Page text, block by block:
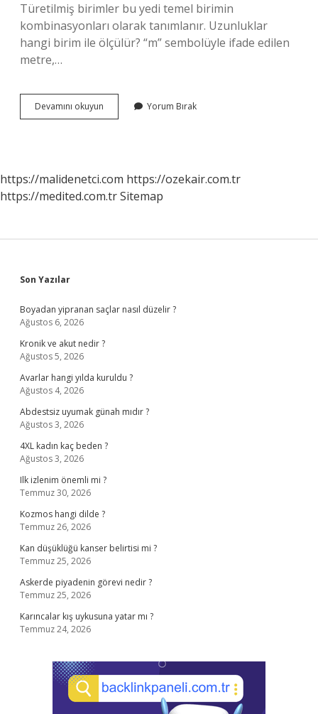
Türetilmiş birimler bu yedi temel birimin
kombinasyonları olarak tanımlanır. Uzunluklar
hangi birim ile ölçülür? “m” sembolüyle ifade edilen
metre,…
Devamını okuyun Uzunluk
Ölçü
Yorum Bırak
https://malidenetci.com https://ozekair.com.tr
https://medited.com.trSitemap
Sidebar
Son Yazılar
Boyadan yipranan saçlar nasıl düzelir ?
Ağustos 6, 2026
Kronik ve akut nedir ?
Ağustos 5, 2026
Avarlar hangi yılda kuruldu ?
Ağustos 4, 2026
Abdestsiz uyumak günah mıdır ?
Ağustos 3, 2026
4XL kadın kaç beden ?
Ağustos 3, 2026
Ilk izlenim önemli mi ?
Temmuz 30, 2026
Kozmos hangi dilde ?
Temmuz 26, 2026
Kan düşüklüğü kanser belirtisi mi ?
Temmuz 25, 2026
Askerde piyadenin görevi nedir ?
Temmuz 25, 2026
Karıncalar kış uykusuna yatar mı ?
Temmuz 24, 2026